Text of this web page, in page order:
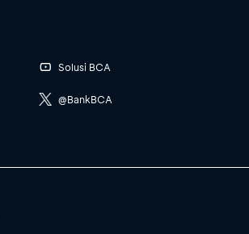
Solusi BCA
@BankBCA